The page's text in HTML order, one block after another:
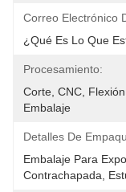
Correo Electrónico
¿Qué Es Lo Que
Procesamiento:
Corte, CNC,
Embalaje
Detalles De
Embalaje Para
Contrachapada,